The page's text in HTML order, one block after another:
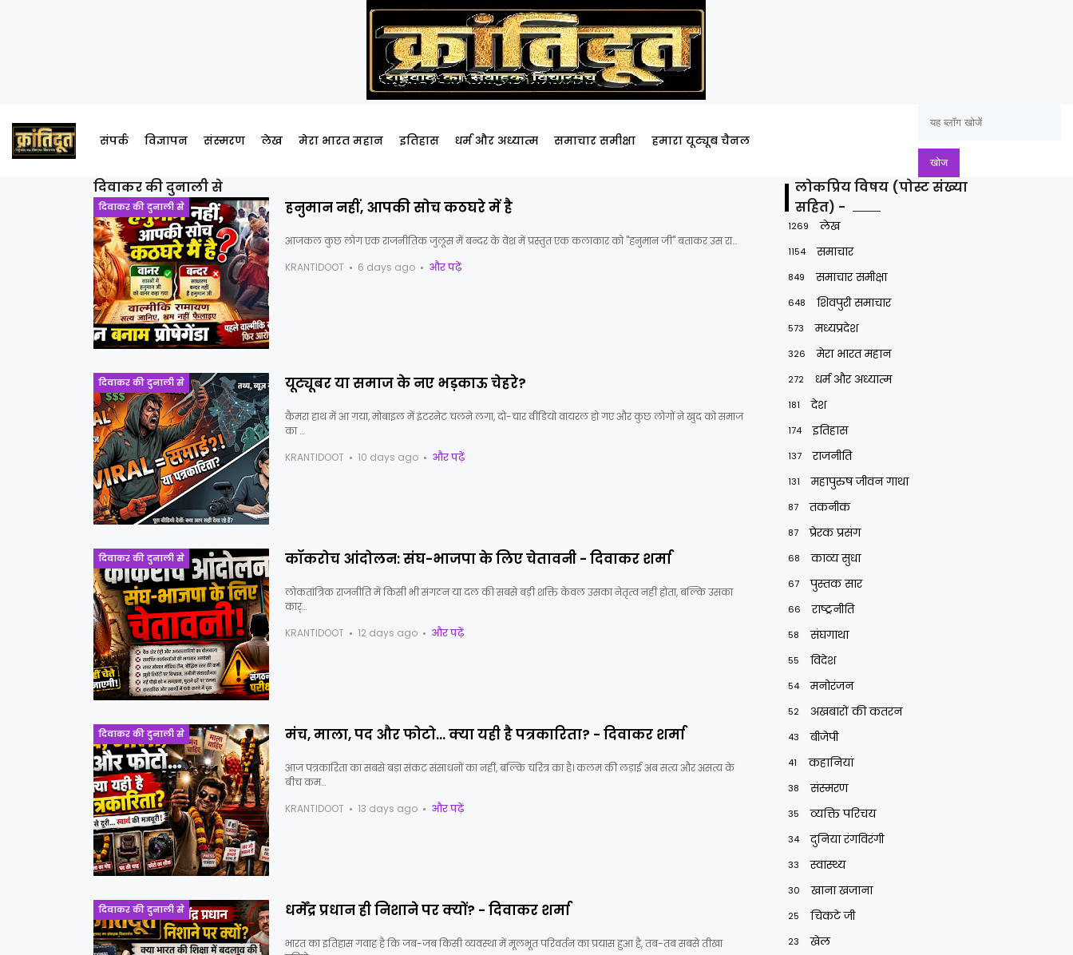
संपर्क विज्ञापन संस्मरण लेख मेरा भारत महान इतिहास धर्म और अध्यात्म समाचार समीक्षा हमारा यूट्यूब चैनल
दिवाकर की दुनाली से
दिवाकर की दुनाली से हनुमान नहीं, आपकी सोच कठघरे में है
आजकल कुछ लोग एक राजनीतिक जुलूस में बन्दर के वेश में प्रस्तुत एक कलाकार को "हनुमान जी" बताकर उस रा…
KRANTIDOOT
6 days ago और पढ़ें
दिवाकर की दुनाली से यूट्यूबर या समाज के नए भड़काऊ चेहरे?
कैमरा हाथ में आ गया, मोबाइल में इंटरनेट चलने लगा, दो-चार वीडियो वायरल हो गए और कुछ लोगों ने खुद को समाज
का …
KRANTIDOOT
10 days ago और पढ़ें
दिवाकर की दुनाली से कॉकरोच आंदोलन: संघ-भाजपा के लिए चेतावनी - दिवाकर शर्मा
लोकतांत्रिक राजनीति में किसी भी संगठन या दल की सबसे बड़ी शक्ति केवल उसका नेतृत्व नहीं होता, बल्कि उसका
कार्…
KRANTIDOOT
12 days ago और पढ़ें
दिवाकर की दुनाली से मंच, माला, पद और फोटो… क्या यही है पत्रकारिता? - दिवाकर शर्मा
आज पत्रकारिता का सबसे बड़ा संकट संसाधनों का नहीं, बल्कि चरित्र का है। कलम की लड़ाई अब सत्य और असत्य के
बीच कम…
KRANTIDOOT
13 days ago और पढ़ें
दिवाकर की दुनाली से धर्मेंद्र प्रधान ही निशाने पर क्यों? - दिवाकर शर्मा
भारत का इतिहास गवाह है कि जब-जब किसी व्यवस्था में मूलभूत परिवर्तन का प्रयास हुआ है, तब-तब सबसे तीखा
लोकप्रिय विषय (पोस्ट संख्या
सहित) -
1269 लेख
1154 समाचार
849 समाचार समीक्षा
648 शिवपुरी समाचार
573 मध्यप्रदेश
326 मेरा भारत महान
272 धर्म और अध्यात्म
181 देश
174 इतिहास
137 राजनीति
131 महापुरुष जीवन गाथा
87 तकनीक
87 प्रेरक प्रसंग
68 काव्य सुधा
67 पुस्तक सार
66 राष्ट्रनीति
58 संघगाथा
55 विदेश
54 मनोरंजन
52 अखबारों की कतरन
43 बीजेपी
41 कहानियां
38 संस्मरण
35 व्यक्ति परिचय
34 दुनिया रंगविरंगी
33 स्वास्थ्य
30 खाना खजाना
25 चिकटे जी
23 खेल